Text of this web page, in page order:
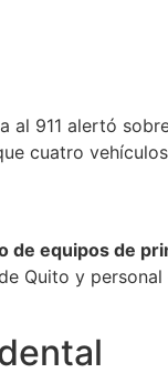
al 911 alertó
cuatro
de equipos de
Quito y